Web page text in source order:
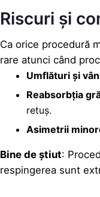
Riscuri și
Ca orice procedură
rare atunci când
Umflături și
Reabsorbția
retuș.
Asimetrii
Bine de știut:
respingerea sunt